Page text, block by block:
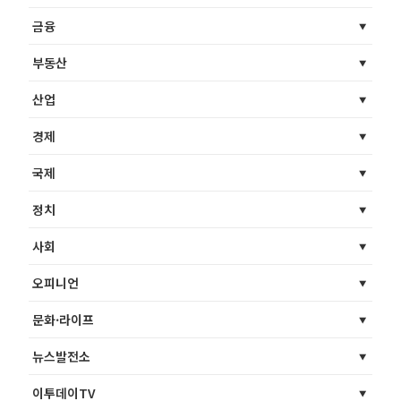
금융
부동산
산업
경제
국제
정치
사회
오피니언
문화·라이프
뉴스발전소
이투데이TV